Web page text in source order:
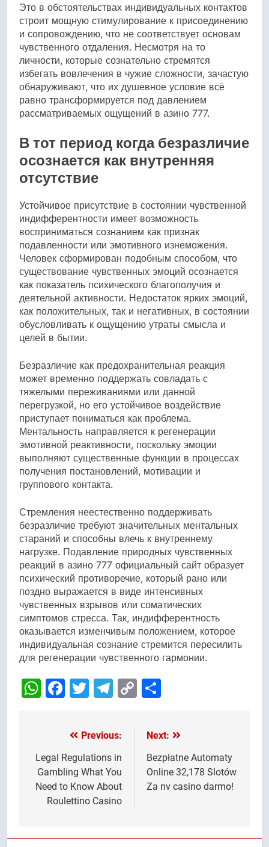
Это в обстоятельствах индивидуальных контактов
строит мощную стимулирование к присоединению
и сопровождению, что не соответствует основам
чувственного отдаления. Несмотря на то
личности, которые сознательно стремятся
избегать вовлечения в чужие сложности, зачастую
обнаруживают, что их душевное условие всё
равно трансформируется под давлением
рассматриваемых ощущений в азино 777.
В тот период когда безразличие
осознается как внутренняя
отсутствие
Устойчивое присутствие в состоянии чувственной
индифферентности имеет возможность
восприниматься сознанием как признак
подавленности или эмотивного изнеможения.
Человек сформирован подобным способом, что
существование чувственных эмоций осознается
как показатель психического благополучия и
деятельной активности. Недостаток ярких эмоций,
как положительных, так и негативных, в состоянии
обусловливать к ощущению утраты смысла и
целей в бытии.
Безразличие как предохранительная реакция
может временно поддержать совладать с
тяжелыми переживаниями или данной
перегрузкой, но его устойчивое воздействие
приступает пониматься как проблема.
Ментальность направляется к регенерации
эмотивной реактивности, поскольку эмоции
выполняют существенные функции в процессах
получения постановлений, мотивации и
группового контакта.
Стремления неестественно поддерживать
безразличие требуют значительных ментальных
стараний и способны влечь к внутреннему
нагрузке. Подавление природных чувственных
реакций в азино 777 официальный сайт образует
психический противоречие, который рано или
поздно выражается в виде интенсивных
чувственных взрывов или соматических
симптомов стресса. Так, индифферентность
оказывается изменчивым положением, которое
индивидуальная сознание стремится пересилить
для регенерации чувственного гармонии.
WhatsApp
Facebook
Twitter
Telegram
Copy
navigation
Previous:
Legal Regulations in
Gambling What You
Need to Know About
Roulettino Casino
Next:
Bezpłatne Automaty
Online 32,178 Slotów
Za nv casino darmo!